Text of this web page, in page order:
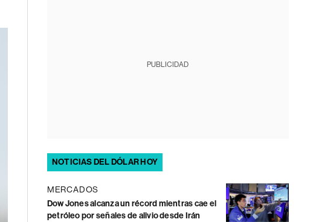
PUBLICIDAD
NOTICIAS DEL DÓLAR HOY
MERCADOS
Dow Jones alcanza un récord mientras cae el
petróleo por señales de alivio desde Irán